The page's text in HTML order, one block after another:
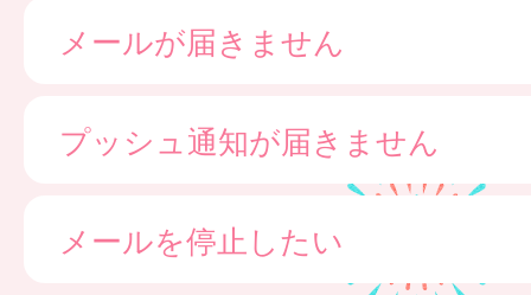
メールが届きません
プッシュ通知が届きません
メールを停止したい